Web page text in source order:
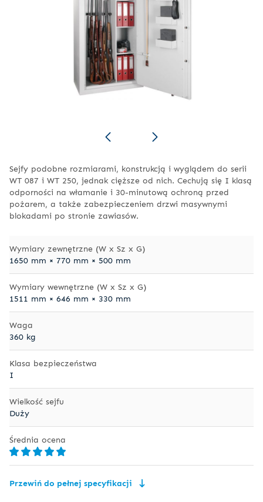
Sejfy podobne rozmiarami, konstrukcją i wyglądem do serii
WT 087 i WT 250, jednak cięższe od nich. Cechują się I klasą
odporności na włamanie i 30-minutową ochroną przed
pożarem, a także zabezpieczeniem drzwi masywnymi
blokadami po stronie zawiasów.
Wymiary zewnętrzne (W x Sz x G)
1650 mm × 770 mm × 500 mm
Wymiary wewnętrzne (W x Sz x G)
1511 mm × 646 mm × 330 mm
Waga
360 kg
Klasa bezpieczeństwa
I
Wielkość sejfu
Duży
Średnia ocena
Przewiń do pełnej specyfikacji